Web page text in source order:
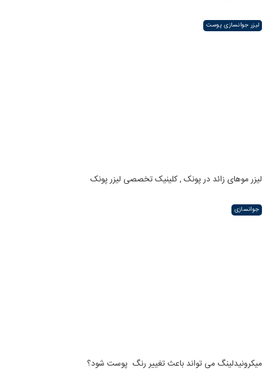
لیزر جوانسازی پوست
لیزر موهای زائد در پونک , کلینیک تخصصی لیزر پونک
جوانسازی
میکرونیدلینگ می تواند باعث تغییر رنگ ‍ پوست شود؟